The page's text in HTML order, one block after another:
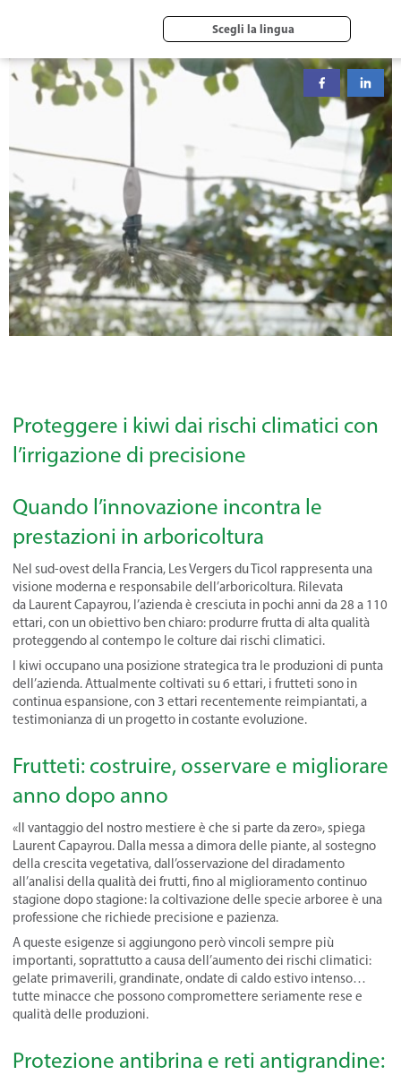
Scegli la lingua
Proteggere i kiwi dai rischi climatici con
l’irrigazione di precisione
Quando l’innovazione incontra le
prestazioni in arboricoltura
Nel sud-ovest della Francia, Les Vergers du Ticol rappresenta una
visione moderna e responsabile dell’arboricoltura. Rilevata
da Laurent Capayrou, l’azienda è cresciuta in pochi anni da 28 a 110
ettari, con un obiettivo ben chiaro: produrre frutta di alta qualità
proteggendo al contempo le colture dai rischi climatici.
I kiwi occupano una posizione strategica tra le produzioni di punta
dell’azienda. Attualmente coltivati su 6 ettari, i frutteti sono in
continua espansione, con 3 ettari recentemente reimpiantati, a
testimonianza di un progetto in costante evoluzione.
Frutteti: costruire, osservare e migliorare
anno dopo anno
«Il vantaggio del nostro mestiere è che si parte da zero», spiega
Laurent Capayrou. Dalla messa a dimora delle piante, al sostegno
della crescita vegetativa, dall’osservazione del diradamento
all’analisi della qualità dei frutti, fino al miglioramento continuo
stagione dopo stagione: la coltivazione delle specie arboree è una
professione che richiede precisione e pazienza.
A queste esigenze si aggiungono però vincoli sempre più
importanti, soprattutto a causa dell’aumento dei rischi climatici:
gelate primaverili, grandinate, ondate di caldo estivo intenso…
tutte minacce che possono compromettere seriamente rese e
qualità delle produzioni.
Protezione antibrina e reti antigrandine: